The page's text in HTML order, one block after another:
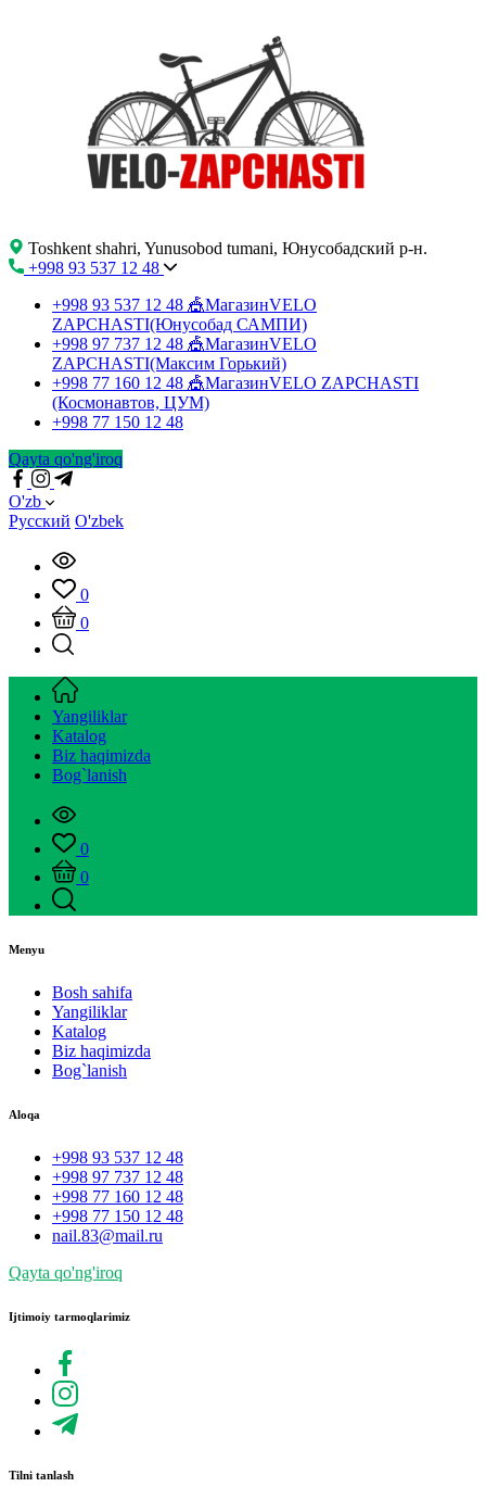
Toshkent shahri, Yunusobod tumani, Юнусобадский р-н.
+998 93 537 12 48
+998 93 537 12 48 🎪МагазинVELO
ZAPCHASTI(Юнусобад САМПИ)
+998 97 737 12 48 🎪МагазинVELO
ZAPCHASTI(Максим Горький)
+998 77 160 12 48 🎪МагазинVELO ZAPCHASTI
(Космонавтов, ЦУМ)
+998 77 150 12 48
Qayta qo'ng'iroq
O'zb
Русский O'zbek
0
0
Yangiliklar
Katalog
Biz haqimizda
Bog`lanish
0
0
Menyu
Bosh sahifa
Yangiliklar
Katalog
Biz haqimizda
Bog`lanish
Aloqa
+998 93 537 12 48
+998 97 737 12 48
+998 77 160 12 48
+998 77 150 12 48
nail.83@mail.ru
Qayta qo'ng'iroq
Ijtimoiy tarmoqlarimiz
Tilni tanlash